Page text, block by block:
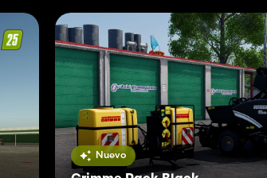
Nuevo